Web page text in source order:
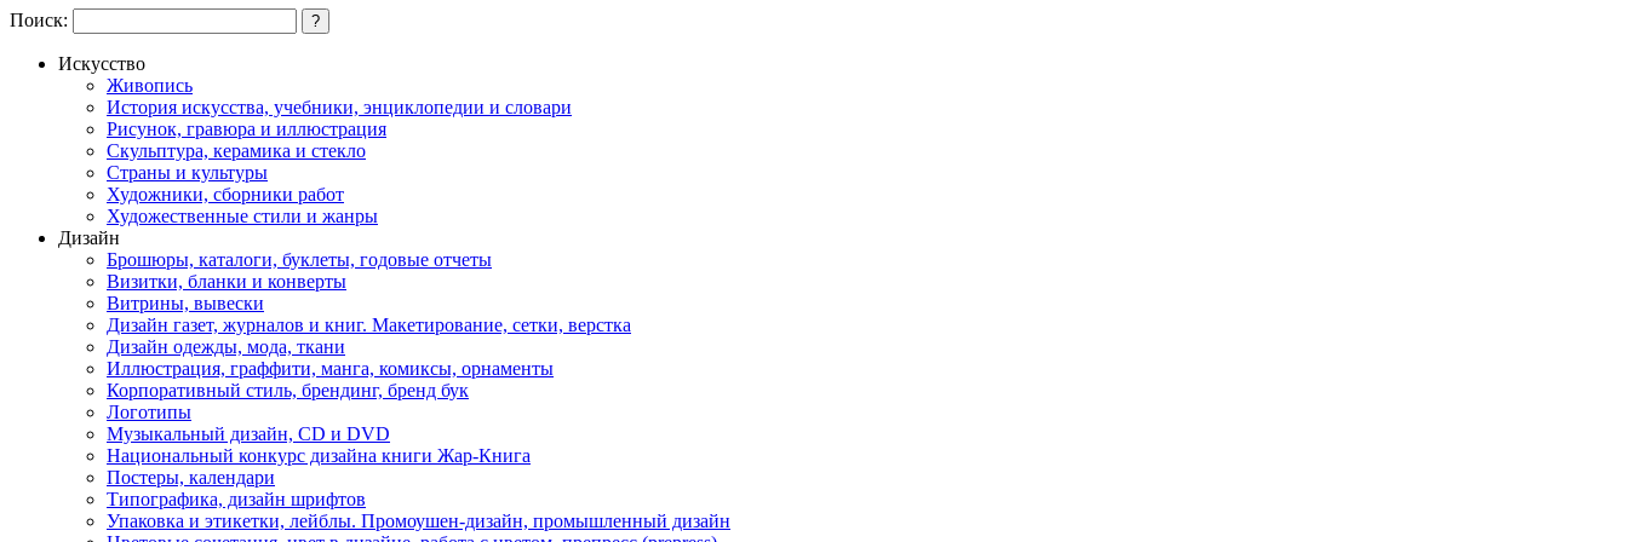
Поиск: ?
Искусство
Живопись
История искусства, учебники, энциклопедии и словари
Рисунок, гравюра и иллюстрация
Скульптура, керамика и стекло
Страны и культуры
Художники, сборники работ
Художественные стили и жанры
Дизайн
Брошюры, каталоги, буклеты, годовые отчеты
Визитки, бланки и конверты
Витрины, вывески
Дизайн газет, журналов и книг. Макетирование, сетки, верстка
Дизайн одежды, мода, ткани
Иллюстрация, граффити, манга, комиксы, орнаменты
Корпоративный стиль, брендинг, бренд бук
Логотипы
Музыкальный дизайн, СD и DVD
Национальный конкурс дизайна книги Жар-Книга
Постеры, календари
Типографика, дизайн шрифтов
Упаковка и этикетки, лейблы. Промоушен-дизайн, промышленный дизайн